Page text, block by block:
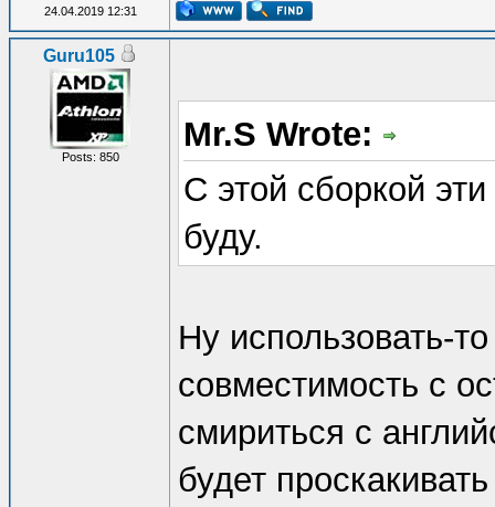
24.04.2019 12:31
Guru105
Posts: 850
Mr.S Wrote:
С этой сборкой
буду.
Ну использовать-
совместимость c
смириться с
будет